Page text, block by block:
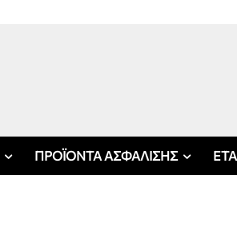
ΠΡΟΪΟΝΤΑ ΑΣΦΑΛΙΣΗΣ